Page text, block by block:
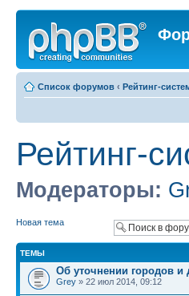
Список форумов ‹ Рейтинг-
Рейтинг-
Модераторы:
Новая тема
ТЕМЫ
Об уточнении городов и
Grey » 22 июл 2014, 09:12